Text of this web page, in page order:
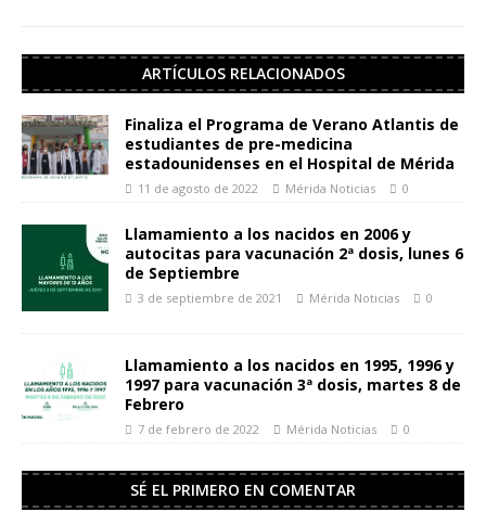
ARTÍCULOS RELACIONADOS
Finaliza el Programa de Verano Atlantis de
estudiantes de pre-medicina
estadounidenses en el Hospital de Mérida
11 de agosto de 2022 Mérida Noticias 0
Llamamiento a los nacidos en 2006 y
autocitas para vacunación 2ª dosis, lunes 6
de Septiembre
3 de septiembre de 2021 Mérida Noticias 0
Llamamiento a los nacidos en 1995, 1996 y
1997 para vacunación 3ª dosis, martes 8 de
Febrero
7 de febrero de 2022 Mérida Noticias 0
SÉ EL PRIMERO EN COMENTAR